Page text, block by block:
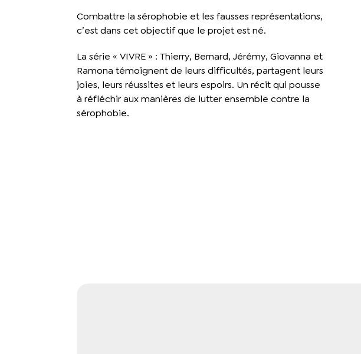
Combattre la sérophobie et les fausses représentations,
c’est dans cet objectif que le projet est né.
La série « VIVRE » : Thierry, Bernard, Jérémy, Giovanna et
Ramona témoignent de leurs difficultés, partagent leurs
joies, leurs réussites et leurs espoirs. Un récit qui pousse
à réfléchir aux manières de lutter ensemble contre la
sérophobie.